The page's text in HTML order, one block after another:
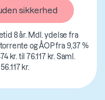
sikkerhed
8 år. Mdl. ydelse fra
og ÅOP fra 9,37 %
kr. til 76.117 kr. Saml.
kr.